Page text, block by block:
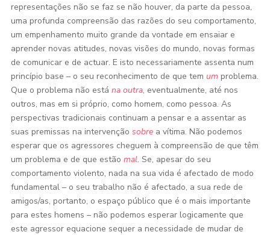
representações não se faz se não houver, da parte da pessoa,
uma profunda compreensão das razões do seu comportamento,
um empenhamento muito grande da vontade em ensaiar e
aprender novas atitudes, novas visões do mundo, novas formas
de comunicar e de actuar. E isto necessariamente assenta num
princípio base – o seu reconhecimento de que tem um problema.
Que o problema não está na outra, eventualmente, até nos
outros, mas em si próprio, como homem, como pessoa. As
perspectivas tradicionais continuam a pensar e a assentar as
suas premissas na intervenção sobre a vítima. Não podemos
esperar que os agressores cheguem à compreensão de que têm
um problema e de que estão mal. Se, apesar do seu
comportamento violento, nada na sua vida é afectado de modo
fundamental – o seu trabalho não é afectado, a sua rede de
amigos/as, portanto, o espaço público que é o mais importante
para estes homens – não podemos esperar logicamente que
este agressor equacione sequer a necessidade de mudar de